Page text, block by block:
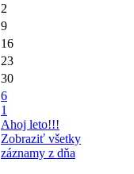
2
9
16
23
30
6
1
Ahoj leto!!!
Zobraziť všetky
záznamy z dňa